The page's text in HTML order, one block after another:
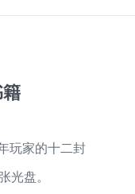
玩家的十二封
光盘。